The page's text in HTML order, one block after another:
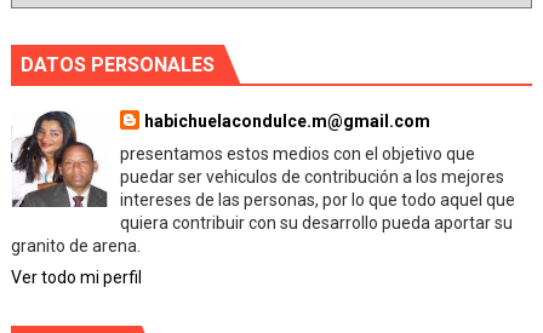
DATOS PERSONALES
habichuelacondulce.m@gmail.com
presentamos estos medios con el objetivo que
puedar ser vehiculos de contribución a los mejores
intereses de las personas, por lo que todo aquel que
quiera contribuir con su desarrollo pueda aportar su
granito de arena.
Ver todo mi perfil